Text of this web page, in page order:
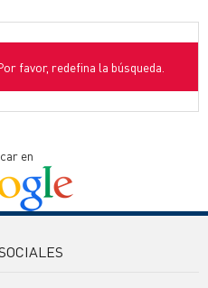
favor, redefina la búsqueda.
en